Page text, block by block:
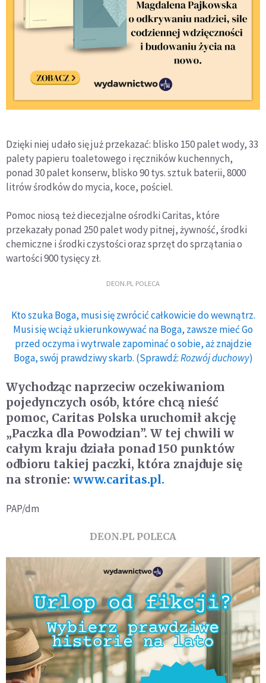
Dzięki niej udało się już przekazać: blisko 150 palet wody, 33
palety papieru toaletowego i ręczników kuchennych,
ponad 30 palet konserw, blisko 90 tys. sztuk baterii, 8000
litrów środków do mycia, koce, pościel.
Pomoc niosą też diecezjalne ośrodki Caritas, które
przekazały ponad 250 palet wody pitnej, żywność, środki
chemiczne i środki czystości oraz sprzęt do sprzątania o
wartości 900 tysięcy zł.
DEON.PL POLECA
Kto szuka Boga, musi się zwrócić całkowicie do wewnątrz.
Musi się wciąż ukierunkowywać na Boga, zawsze mieć Go
przed oczyma i wytrwale zapominać o sobie, aż znajdzie
Boga, swój prawdziwy skarb. (Sprawdź:Rozwój duchowy)
Wychodząc naprzeciw oczekiwaniom
pojedynczych osób, które chcą nieść
pomoc, Caritas Polska uruchomił akcję
„Paczka dla Powodzian”. W tej chwili w
całym kraju działa ponad 150 punktów
odbioru takiej paczki, która znajduje się
na stronie: www.caritas.pl.
PAP/dm
DEON.PL POLECA